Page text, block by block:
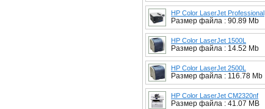
HP Color LaserJet Professional
Размер файла : 90.89 Mb
HP Color LaserJet 1500L
Размер файла : 14.52 Mb
HP Color LaserJet 2500L
Размер файла : 116.78 Mb
HP Color LaserJet CM2320nf
Размер файла : 41.07 MB